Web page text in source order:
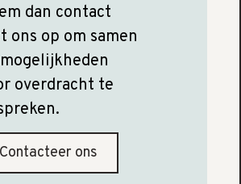
dan contact
ons op om samen
overdracht te
Contacteer ons